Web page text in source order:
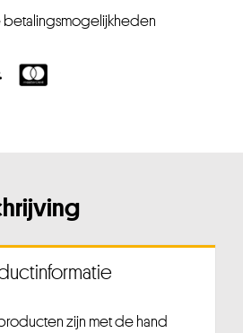
zijn met de hand